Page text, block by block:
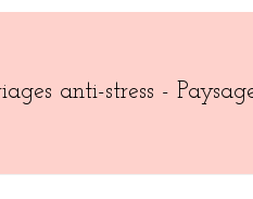
anti-stress -